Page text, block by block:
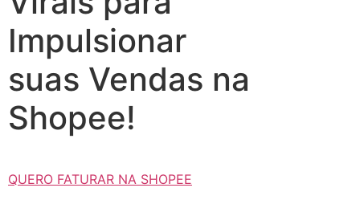
Impulsionar
suas Vendas na
Shopee!
QUERO FATURAR NA SHOPEE